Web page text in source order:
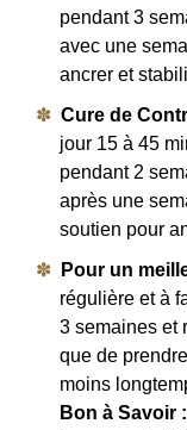
pendant 3
avec une
ancrer et
Cure de
jour 15 à 45
pendant 2
après une
soutien pour
Pour un
régulière et à
3 semaines et
que de
moins
Bon à Savoir :